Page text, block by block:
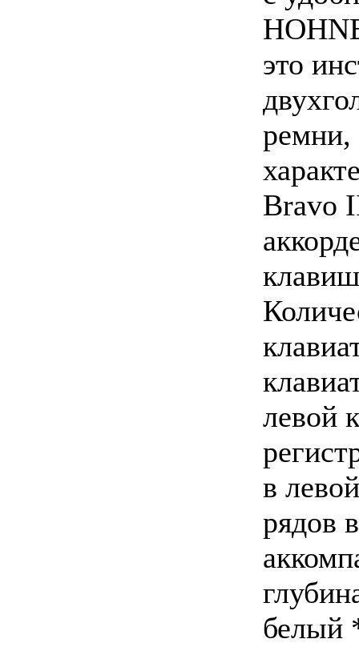
это
ремни,
Bravo
левой
в
рядов
белый